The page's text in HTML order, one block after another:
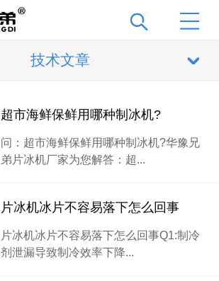
技术文章
超市海鲜保鲜用哪种制冰机?
问：超市海鲜保鲜用哪种制冰机?华豫兄
弟片冰机厂家为您解答：超...
片冰机冰片不容易落下怎么回事
片冰机冰片不容易落下怎么回事Q1:制冷
剂泄漏导致制冷效率下降...